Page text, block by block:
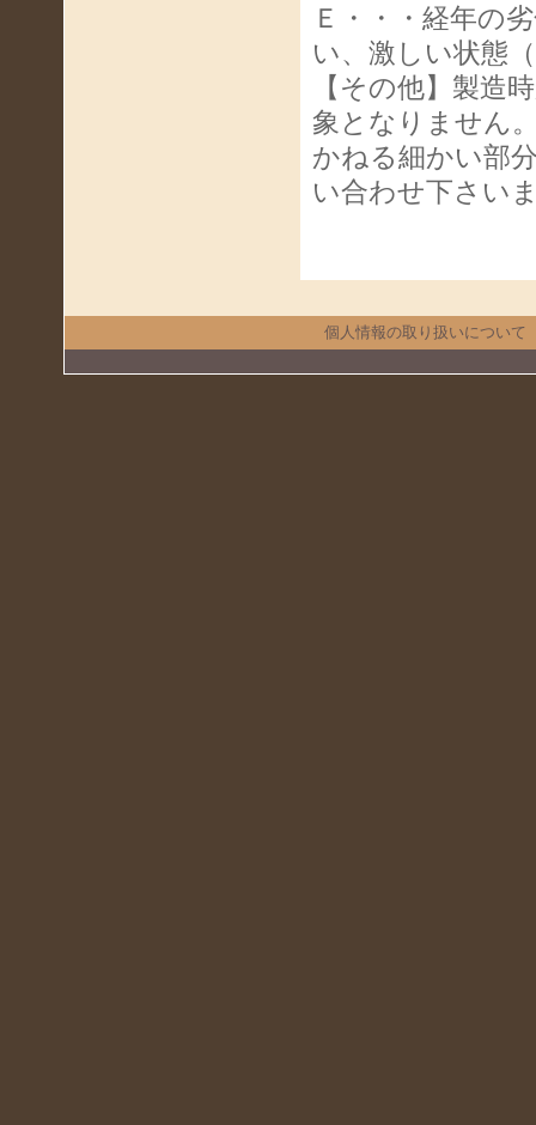
Ｅ・・・経年の
い、激しい状態
【その他】製造
象となりません
かねる細かい部
い合わせ下さい
個人情報の取り扱いについて